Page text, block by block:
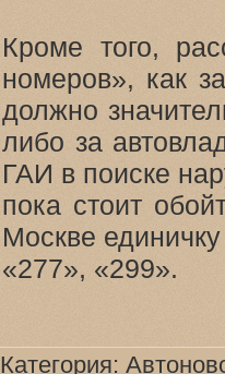
Кроме того,
номеров», как
должно
либо за
ГАИ в поиске
пока стоит
Москве
«277», «299».
Категория: